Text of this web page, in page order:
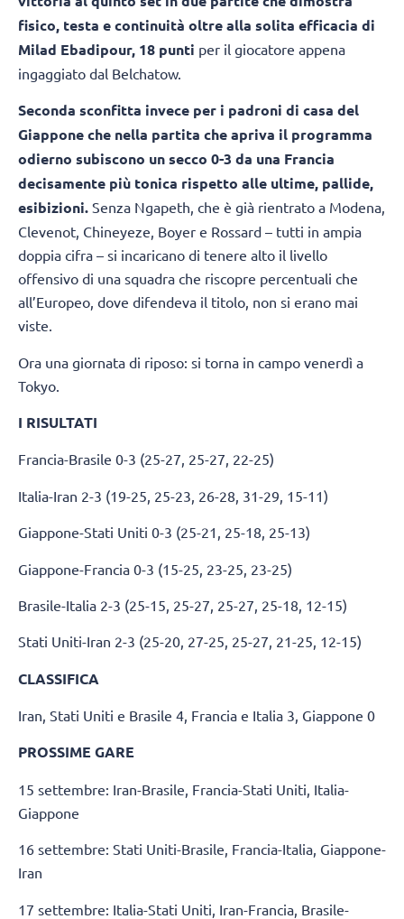
fisico, testa e continuità oltre alla solita efficacia di
Milad Ebadipour, 18 punti per il giocatore appena
ingaggiato dal Belchatow.
Seconda sconfitta invece per i padroni di casa del
Giappone che nella partita che apriva il programma
odierno subiscono un secco 0-3 da una Francia
decisamente più tonica rispetto alle ultime, pallide,
esibizioni. Senza Ngapeth, che è già rientrato a Modena,
Clevenot, Chineyeze, Boyer e Rossard – tutti in ampia
doppia cifra – si incaricano di tenere alto il livello
offensivo di una squadra che riscopre percentuali che
all’Europeo, dove difendeva il titolo, non si erano mai
viste.
Ora una giornata di riposo: si torna in campo venerdì a
Tokyo.
I RISULTATI
Francia-Brasile 0-3 (25-27, 25-27, 22-25)
Italia-Iran 2-3 (19-25, 25-23, 26-28, 31-29, 15-11)
Giappone-Stati Uniti 0-3 (25-21, 25-18, 25-13)
Giappone-Francia 0-3 (15-25, 23-25, 23-25)
Brasile-Italia 2-3 (25-15, 25-27, 25-27, 25-18, 12-15)
Stati Uniti-Iran 2-3 (25-20, 27-25, 25-27, 21-25, 12-15)
CLASSIFICA
Iran, Stati Uniti e Brasile 4, Francia e Italia 3, Giappone 0
PROSSIME GARE
15 settembre: Iran-Brasile, Francia-Stati Uniti, Italia-
Giappone
16 settembre: Stati Uniti-Brasile, Francia-Italia, Giappone-
Iran
17 settembre: Italia-Stati Uniti, Iran-Francia, Brasile-